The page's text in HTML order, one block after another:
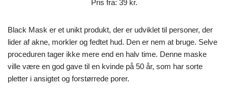
Pris fra: 39 kr.
Black Mask er et unikt produkt, der er udviklet til personer, der
lider af akne, morkler og fedtet hud. Den er nem at bruge. Selve
proceduren tager ikke mere end en halv time. Denne maske
ville være en god gave til en kvinde på 50 år, som har sorte
pletter i ansigtet og forstørrede porer.